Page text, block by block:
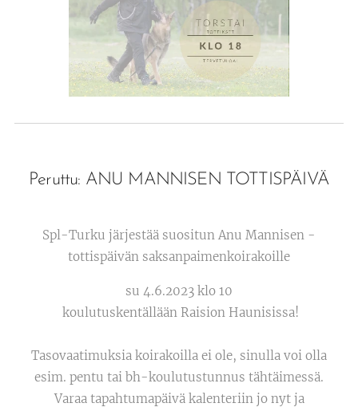
Peruttu: ANU MANNISEN TOTTISPÄIVÄ
Spl-Turku järjestää suositun Anu Mannisen -
tottispäivän saksanpaimenkoirakoille
su 4.6.2023 klo 10
koulutuskentällään Raision Haunisissa!
Tasovaatimuksia koirakoilla ei ole, sinulla voi olla
esim. pentu tai bh-koulutustunnus tähtäimessä.
Varaa tapahtumapäivä kalenteriin jo nyt ja